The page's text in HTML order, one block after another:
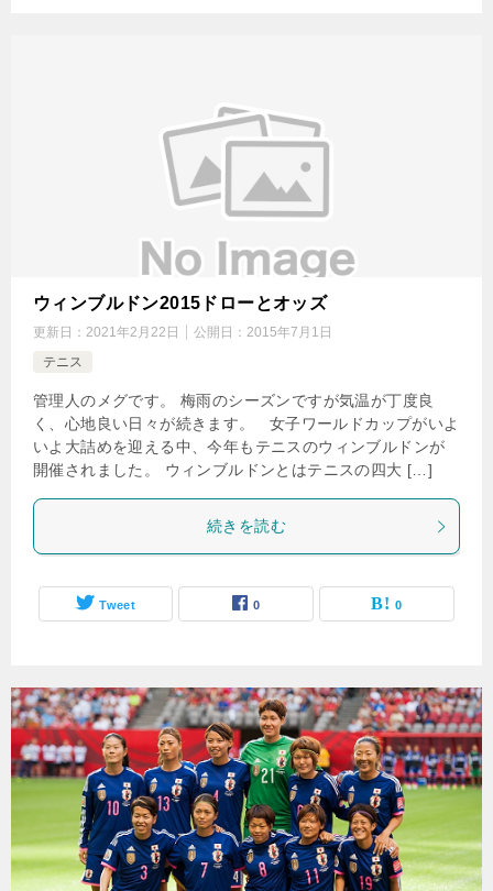
ウィンブルドン2015ドローとオッズ
更新日： 2021年2月22日 公開日： 2015年7月1日
テニス
管理人のメグです。 梅雨のシーズンですが気温が丁度良
く、心地良い日々が続きます。 女子ワールドカップがいよ
いよ大詰めを迎える中、今年もテニスのウィンブルドンが
開催されました。 ウィンブルドンとはテニスの四大 […]
続きを読む
Tweet 0 0